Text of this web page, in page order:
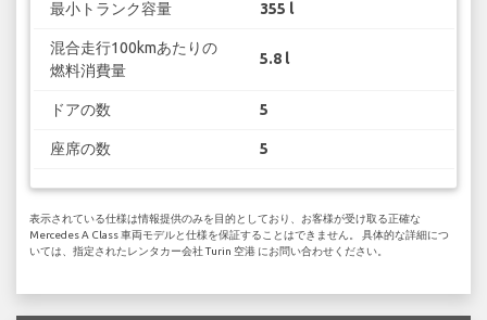
最小トランク容量 355 l
混合走行100kmあたりの
燃料消費量
5.8 l
ドアの数 5
座席の数 5
表示されている仕様は情報提供のみを目的としており、お客様が受け取る正確な
Mercedes A Class 車両モデルと仕様を保証することはできません。 具体的な詳細につ
いては、指定されたレンタカー会社 Turin 空港 にお問い合わせください。